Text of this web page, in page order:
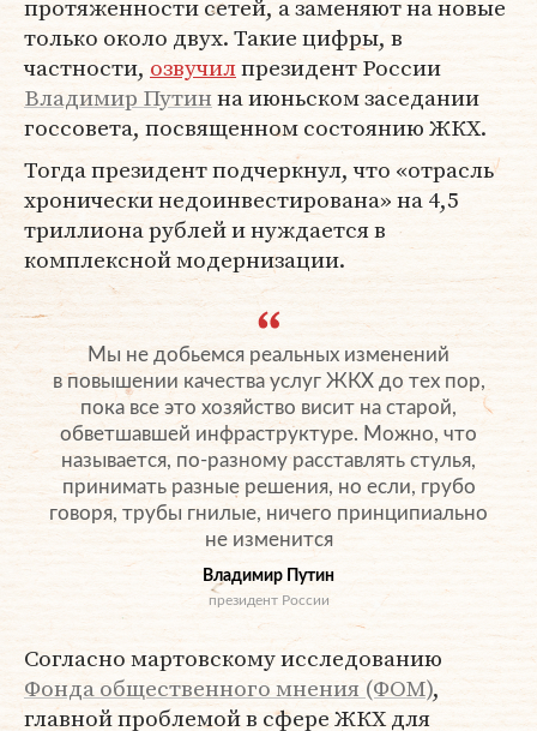
протяженности сетей, а заменяют на новые
только около двух. Такие цифры, в
частности, озвучилпрезидент России
Владимир Путинна июньском заседании
госсовета, посвященном состоянию ЖКХ.
Тогда президент подчеркнул, что «отрасль
хронически недоинвестирована» на 4,5
триллиона рублей и нуждается в
комплексной модернизации.
Мы не добьемся реальных изменений
в повышении качества услуг ЖКХ до тех пор,
пока все это хозяйство висит на старой,
обветшавшей инфраструктуре. Можно, что
называется, по-разному расставлять стулья,
принимать разные решения, но если, грубо
говоря, трубы гнилые, ничего принципиально
не изменится
Владимир Путин
президент России
Согласно мартовскому исследованию
Фонда общественного мнения (ФОМ),
главной проблемой в сфере ЖКХ для